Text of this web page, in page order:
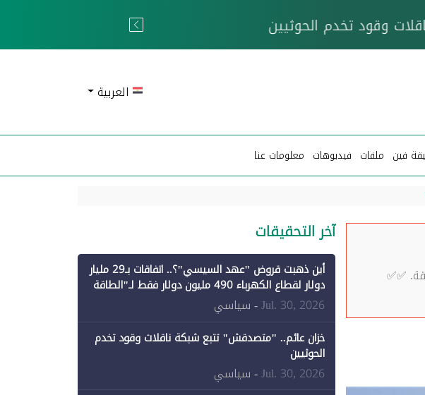
وقود تخدم الحوثيين
العربية
فين ملفات فيديوهات معلومات عنا
✅✅
آخر التحقيقات
أين ذهبت قروض "عهد السيسي"؟.. اتفاقات بـ29 مليار
دولار لقطاع الكهرباء 490 مليون دولار فقط لـ"الطاقة
المتجددة" (1)
Jul. 30, 2026- سياسي
خزان عائم.. "متصدقش" تتبع شبكة ناقلات وقود تخدم
الحوثيين
Jul. 30, 2026- سياسي